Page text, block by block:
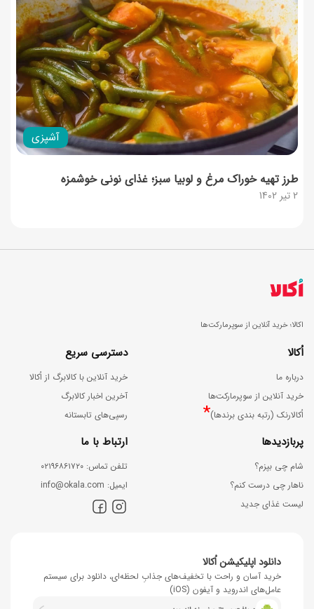
آشپزی
2 تیر 1402
طرز تهیه خوراک مرغ و لوبیا سبز؛ غذای نونی خوشمزه
اکالا؛ خرید آنلاین از سوپرمارکت‌ها
اُکالا
درباره ما
خرید آنلاین از سوپرمارکت‌ها
اُکالارنک (رتبه بندی برندها)*
دسترسی سریع
خرید آنلاین با کالابرگ از اُکالا
آخرین اخبار کالابرگ
رسپی‌های تابستانه
پربازدیدها
شام چی بپزم؟
ناهار چی درست کنم؟
لیست غذای جدید
ارتباط با ما
ﺗﻠﻔﻦ ﺗﻤﺎس: ۰۲۱۹۶۸۶۱۷۲۰
اﯾﻤﯿﻞ: info@okala.com
دانلود اپلیکیشن اُکالا
خرید آسان و راحت با تخفیف‌های جذابِ لحظه‌ای، دانلود برای سیستم
عامل‌های اندروید و آیفون (iOS)